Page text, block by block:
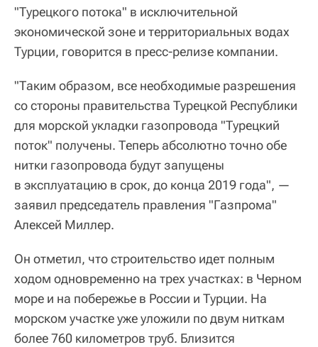
"Турецкого потока" в исключительной
экономической зоне и территориальных водах
Турции, говорится в пресс-релизе компании.
"Таким образом, все необходимые разрешения
со стороны правительства Турецкой Республики
для морской укладки газопровода "Турецкий
поток" получены. Теперь абсолютно точно обе
нитки газопровода будут запущены
в эксплуатацию в срок, до конца 2019 года", —
заявил председатель правления "Газпрома"
Алексей Миллер.
Он отметил, что строительство идет полным
ходом одновременно на трех участках: в Черном
море и на побережье в России и Турции. На
морском участке уже уложили по двум ниткам
более 760 километров труб. Близится